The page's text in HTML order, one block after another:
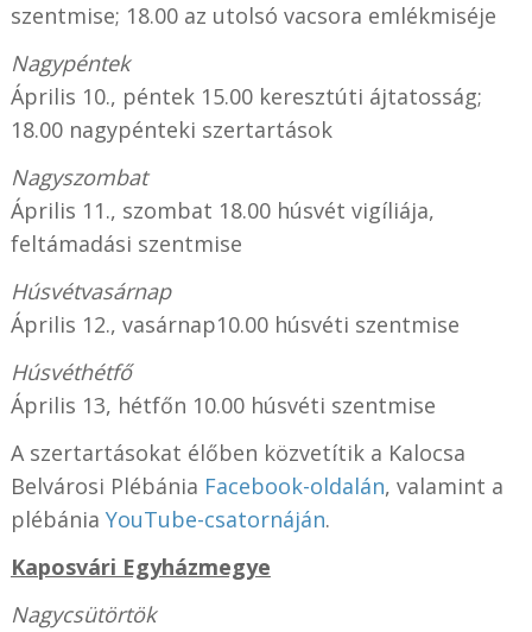
szentmise; 18.00 az utolsó vacsora emlékmiséje
Nagypéntek
Április 10., péntek 15.00 keresztúti ájtatosság;
18.00 nagypénteki szertartások
Nagyszombat
Április 11., szombat 18.00 húsvét vigíliája,
feltámadási szentmise
Húsvétvasárnap
Április 12., vasárnap10.00 húsvéti szentmise
Húsvéthétfő
Április 13, hétfőn 10.00 húsvéti szentmise
A szertartásokat élőben közvetítik a Kalocsa
Belvárosi Plébánia Facebook-oldalán, valamint a
plébánia YouTube-csatornáján.
Kaposvári Egyházmegye
Nagycsütörtök